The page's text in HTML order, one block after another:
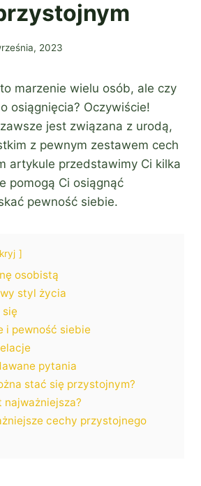
2023
marzenie wielu osób, ale czy
osiągnięcia? Oczywiście!
jest związana z urodą,
z pewnym zestawem cech
artykule przedstawimy Ci kilka
pomogą Ci osiągnąć
pewność siebie.
osobistą
styl życia
i pewność siebie
pytania
stać się przystojnym?
najważniejsza?
cechy przystojnego